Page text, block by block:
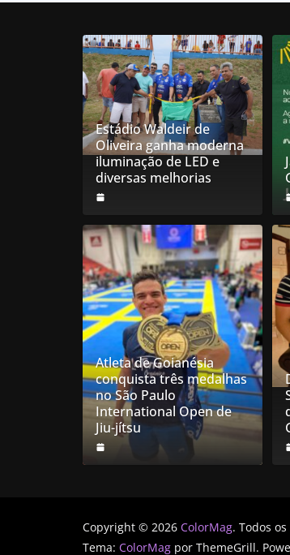
Estádio Waldeir de
Oliveira ganha moderna
iluminação de LED e
diversas melhorias
Atleta de Goianésia
conquista três medalhas
no São Paulo
International Open de
Jiu-jítsu
Copyright © 2026 ColorMag. Todos
Tema: ColorMag por ThemeGrill.